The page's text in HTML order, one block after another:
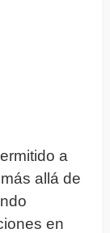
a
allá de
en